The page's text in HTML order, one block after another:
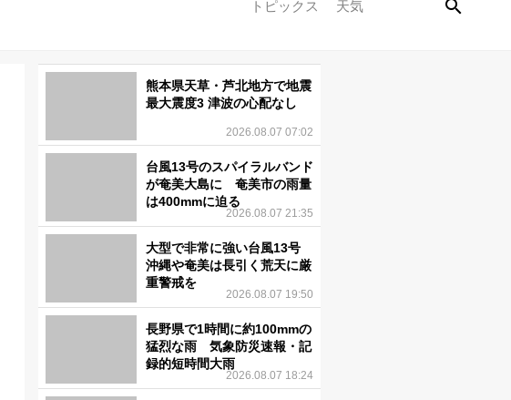
トピックス 天気
熊本県天草・芦北地方で地震
最大震度3 津波の心配なし
2026.08.07 07:02
台風13号のスパイラルバンド
が奄美大島に 奄美市の雨量
は400mmに迫る
2026.08.07 21:35
大型で非常に強い台風13号
沖縄や奄美は長引く荒天に厳
重警戒を
2026.08.07 19:50
長野県で1時間に約100mmの
猛烈な雨 気象防災速報・記
録的短時間大雨
2026.08.07 18:24